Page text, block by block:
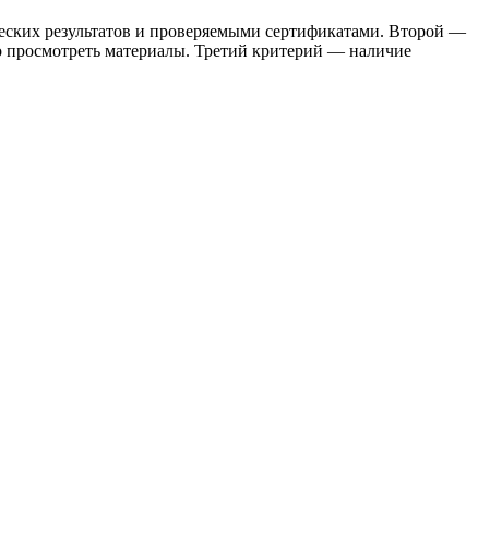
результатов и проверяемыми сертификатами. Второй —
материалы. Третий критерий — наличие